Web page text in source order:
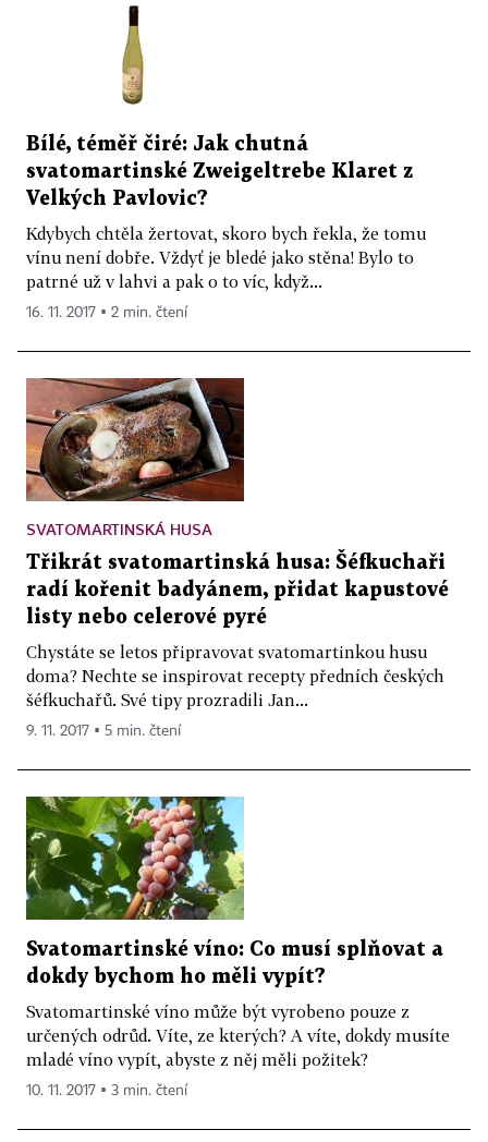
Bílé, téměř čiré: Jak chutná
svatomartinské Zweigeltrebe Klaret z
Velkých Pavlovic?
Kdybych chtěla žertovat, skoro bych řekla, že tomu
vínu není dobře. Vždyť je bledé jako stěna! Bylo to
patrné už v lahvi a pak o to víc, když...
16. 11. 2017 ▪ 2 min. čtení
SVATOMARTINSKÁ HUSA
Třikrát svatomartinská husa: Šéfkuchaři
radí kořenit badyánem, přidat kapustové
listy nebo celerové pyré
Chystáte se letos připravovat svatomartinkou husu
doma? Nechte se inspirovat recepty předních českých
šéfkuchařů. Své tipy prozradili Jan...
9. 11. 2017 ▪ 5 min. čtení
Svatomartinské víno: Co musí splňovat a
dokdy bychom ho měli vypít?
Svatomartinské víno může být vyrobeno pouze z
určených odrůd. Víte, ze kterých? A víte, dokdy musíte
mladé víno vypít, abyste z něj měli požitek?
10. 11. 2017 ▪ 3 min. čtení